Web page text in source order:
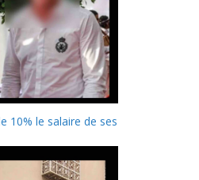
10% le salaire de ses